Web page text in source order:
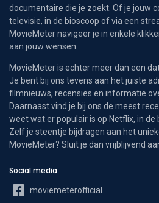
documentaire die je zoekt. Of je jouw
televisie, in de bioscoop of via een
MovieMeter navigeer je in enkele
aan jouw wensen.
MovieMeter is echter meer dan een
Je bent bij ons tevens aan het juiste
filmnieuws, recensies en informatie
Daarnaast vind je bij ons de meest
weet wat er populair is op Netflix, in de
Zelf je steentje bijdragen aan het
MovieMeter? Sluit je dan vrijblijvend
Social media
moviemeterofficial